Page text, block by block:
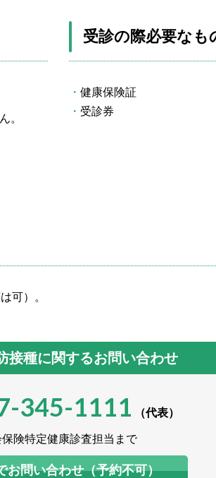
。
受診の際必要なも
健康保険証
受診券
可）。
接種に関するお問い合わせ
345-1111 （代表）
険特定健康診査担当まで
お問い合わせ（予約不可）